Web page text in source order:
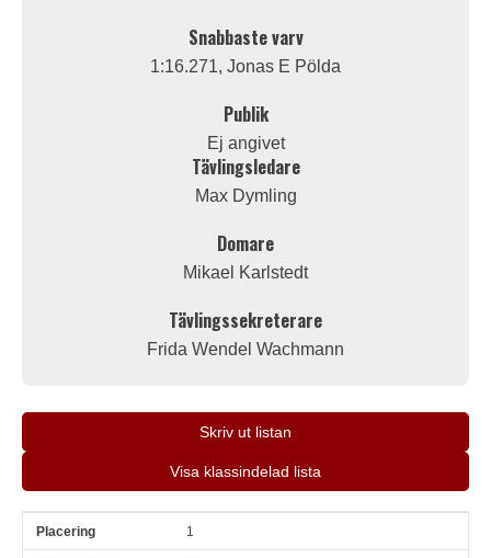
Snabbaste varv
1:16.271, Jonas E Pölda
Publik
Ej angivet
Tävlingsledare
Max Dymling
Domare
Mikael Karlstedt
Tävlingssekreterare
Frida Wendel Wachmann
Skriv ut listan
Visa klassindelad lista
Pl Snr 1